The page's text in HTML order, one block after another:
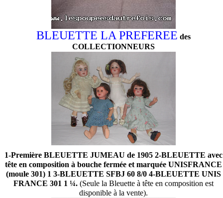
BLEUETTE LA PREFEREE des
COLLECTIONNEURS
1-Première BLEUETTE JUMEAU de 1905 2-BLEUETTE avec
tête en composition à bouche fermée et marquée UNISFRANCE
(moule 301) 1 3-BLEUETTE SFBJ 60 8/0 4-BLEUETTE UNIS
FRANCE 301 1 ¼. (Seule la Bleuette à tête en composition est
disponible à la vente).